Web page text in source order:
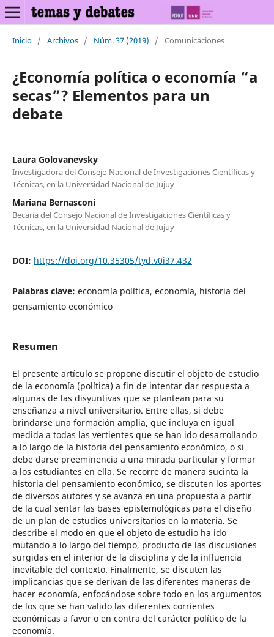
Inicio / Archivos / Núm. 37 (2019) / Comunicaciones
¿Economía política o economía “a
secas”? Elementos para un
debate
Laura Golovanevsky
Investigadora del Consejo Nacional de Investigaciones Científicas y
Técnicas, en la Universidad Nacional de Jujuy
Mariana Bernasconi
Becaria del Consejo Nacional de Investigaciones Científicas y
Técnicas, en la Universidad Nacional de Jujuy
DOI: https://doi.org/10.35305/tyd.v0i37.432
Palabras clave: economía política, economía, historia del
pensamiento económico
Resumen
El presente artículo se propone discutir el objeto de estudio
de la economía (política) a fin de intentar dar respuesta a
algunas de las disyuntivas que se plantean para su
enseñanza a nivel universitario. Entre ellas, si debe
brindarse una formación amplia, que incluya en igual
medida a todas las vertientes que se han ido desarrollando
a lo largo de la historia del pensamiento económico, o si
debe darse preeminencia a una mirada particular y formar
a los estudiantes en ella. Se recorre de manera sucinta la
historia del pensamiento económico, se discuten los aportes
de diversos autores y se avanza en una propuesta a partir
de la cual sentar las bases epistemológicas para el diseño
de un plan de estudios universitarios en la materia. Se
describe el modo en que el objeto de estudio ha ido
mutando a lo largo del tiempo, producto de las discusiones
surgidas en el interior de la disciplina y de la influencia
inevitable del contexto. Finalmente, se discuten las
implicancias que se derivan de las diferentes maneras de
hacer economía, enfocándose sobre todo en los argumentos
de los que se han valido las diferentes corrientes
económicas a favor o en contra del carácter político de la
economía.